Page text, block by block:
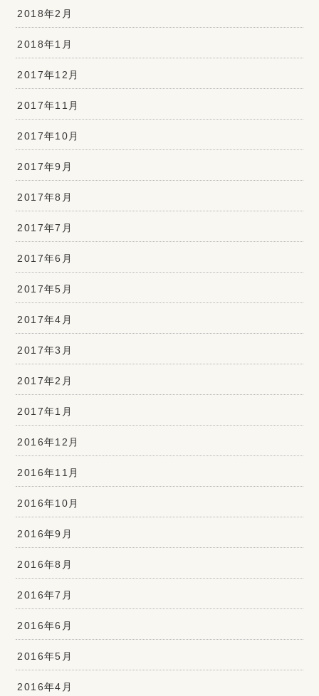
2018年2月
2018年1月
2017年12月
2017年11月
2017年10月
2017年9月
2017年8月
2017年7月
2017年6月
2017年5月
2017年4月
2017年3月
2017年2月
2017年1月
2016年12月
2016年11月
2016年10月
2016年9月
2016年8月
2016年7月
2016年6月
2016年5月
2016年4月